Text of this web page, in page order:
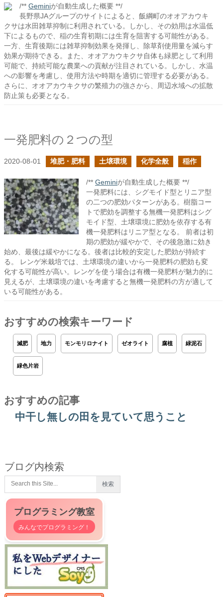
/** Geminiが自動生成した概要 **/
長野県JAグループのサイトによると、飯綱町のオオアカウキ
クサは水田雑草抑制に利用されている。しかし、その効用は水温低
下によるもので、稲の生育初期には生育を阻害する可能性がある。
一方、生育後期には雑草抑制効果を発揮し、除草剤使用量を減らす
効果が期待できる。また、オオアカウキクサ自体も緑肥として利用
可能で、持続可能な農業への貢献が注目されている。しかし、水温
への影響を考慮し、使用方法や時期を適切に管理する必要がある。
さらに、オオアカウキクサの繁殖力の強さから、周辺水域への拡散
防止策も必要となる。
一発肥料の２つの型
2020-08-01 堆肥・肥料 土壌環境 化学全般 稲作
/** Geminiが自動生成した概要 **/
一発肥料には、シグモイド型とリニア型
の二つの肥効パターンがある。樹脂コー
トで肥効を調整する無機一発肥料はシグ
モイド型、土壌環境に肥効を依存する有
機一発肥料はリニア型となる。 前者は初
期の肥効が緩やかで、その後急激に効き
始め、最後は緩やかになる。後者は比較的安定した肥効が持続す
る。 レンゲ米栽培では、土壌環境の違いから一発肥料の肥効も変
化する可能性が高い。レンゲを使う場合は有機一発肥料が魅力的に
見えるが、土壌環境の違いを考慮すると無機一発肥料の方が適して
いる可能性がある。
おすすめの検索キーワード
減肥 地力 モンモリロナイト ゼオライト 腐植 緑泥石
緑色片岩
おすすめの記事
中干し無しの田を見ていて思うこと
ブログ内検索
プログラミング教室
みんなでプログラミング！